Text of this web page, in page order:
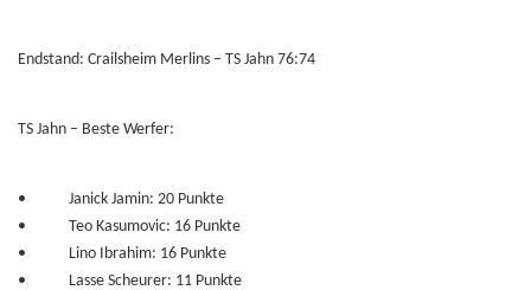
Endstand: Crailsheim Merlins – TS Jahn 76:74
TS Jahn – Beste Werfer:
•
Janick Jamin: 20 Punkte
•
Teo Kasumovic: 16 Punkte
•
Lino Ibrahim: 16 Punkte
•
Lasse Scheurer: 11 Punkte